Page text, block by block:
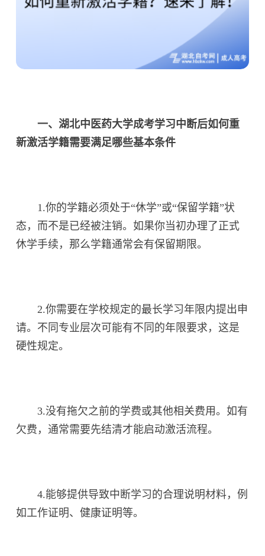
一、湖北中医药大学成考学习中断后如何重
新激活学籍需要满足哪些基本条件
1.你的学籍必须处于“休学”或“保留学籍”状
态，而不是已经被注销。如果你当初办理了正式
休学手续，那么学籍通常会有保留期限。
2.你需要在学校规定的最长学习年限内提出申
请。不同专业层次可能有不同的年限要求，这是
硬性规定。
3.没有拖欠之前的学费或其他相关费用。如有
欠费，通常需要先结清才能启动激活流程。
4.能够提供导致中断学习的合理说明材料，例
如工作证明、健康证明等。